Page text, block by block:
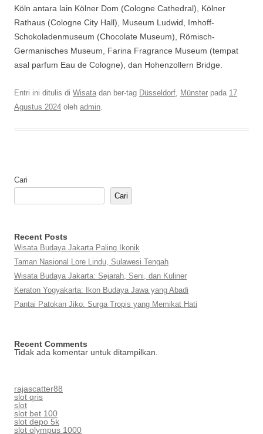
Köln antara lain Kölner Dom (Cologne Cathedral), Kölner
Rathaus (Cologne City Hall), Museum Ludwid, Imhoff-
Schokoladenmuseum (Chocolate Museum), Römisch-
Germanisches Museum, Farina Fragrance Museum (tempat
asal parfum Eau de Cologne), dan Hohenzollern Bridge.
Entri ini ditulis di Wisata dan ber-tag Düsseldorf Münster pada 17
Agustus 2024 oleh admin
Cari
Cari
Recent Posts
Wisata Budaya Jakarta Paling Ikonik
Taman Nasional Lore Lindu, Sulawesi Tengah
Wisata Budaya Jakarta: Sejarah, Seni, dan Kuliner
Keraton Yogyakarta: Ikon Budaya Jawa yang Abadi
Pantai Patokan Jiko: Surga Tropis yang Memikat Hati
Recent Comments
Tidak ada komentar untuk ditampilkan.
rajascatter88
slot qris
slot
slot bet 100
slot depo 5k
slot olympus 1000